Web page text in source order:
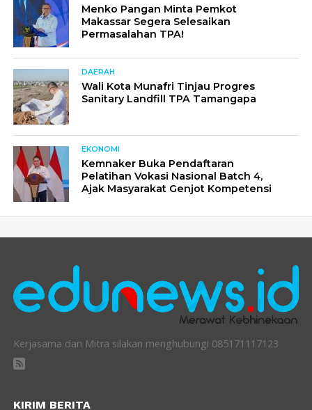
Menko Pangan Minta Pemkot
Makassar Segera Selesaikan
Permasalahan TPA!
DAERAH
Wali Kota Munafri Tinjau Progres
Sanitary Landfill TPA Tamangapa
EKONOMI
Kemnaker Buka Pendaftaran
Pelatihan Vokasi Nasional Batch 4,
Ajak Masyarakat Genjot Kompetensi
Kerjasama dan Mitra silakan menghubungi 085171117123
KIRIM BERITA